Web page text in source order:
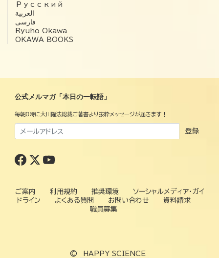
Русский
العربية‏
فارسی
Ryuho Okawa
OKAWA BOOKS
公式メルマガ「本日の一転語」
毎朝8時に大川隆法総裁ご著書より抜粋メッセージが届きます！
登録
ご案内 利用規約 推奨環境
ソーシャルメディア・ガイ
ドライン
よくある質問 お問い合わせ
資料請求
職員募集
© HAPPY SCIENCE